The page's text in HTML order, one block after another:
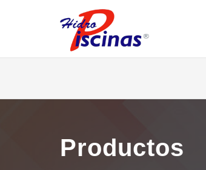
Productos